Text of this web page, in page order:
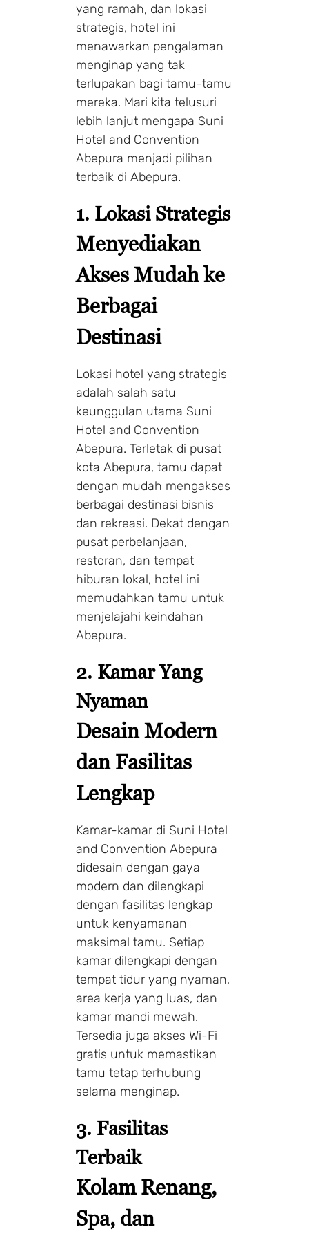
yang ramah, dan lokasi
strategis, hotel ini
menawarkan pengalaman
menginap yang tak
terlupakan bagi tamu-tamu
mereka. Mari kita telusuri
lebih lanjut mengapa Suni
Hotel and Convention
Abepura menjadi pilihan
terbaik di Abepura.
1. Lokasi Strategis
Menyediakan
Akses Mudah ke
Berbagai
Destinasi
Lokasi hotel yang strategis
adalah salah satu
keunggulan utama Suni
Hotel and Convention
Abepura. Terletak di pusat
kota Abepura, tamu dapat
dengan mudah mengakses
berbagai destinasi bisnis
dan rekreasi. Dekat dengan
pusat perbelanjaan,
restoran, dan tempat
hiburan lokal, hotel ini
memudahkan tamu untuk
menjelajahi keindahan
Abepura.
2. Kamar Yang
Nyaman
Desain Modern
dan Fasilitas
Lengkap
Kamar-kamar di Suni Hotel
and Convention Abepura
didesain dengan gaya
modern dan dilengkapi
dengan fasilitas lengkap
untuk kenyamanan
maksimal tamu. Setiap
kamar dilengkapi dengan
tempat tidur yang nyaman,
area kerja yang luas, dan
kamar mandi mewah.
Tersedia juga akses Wi-Fi
gratis untuk memastikan
tamu tetap terhubung
selama menginap.
3. Fasilitas
Terbaik
Kolam Renang,
Spa, dan